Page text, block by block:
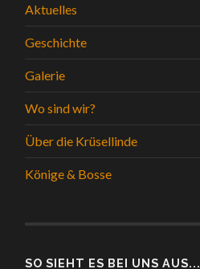
Aktuelles
Geschichte
Galerie
Wo sind wir?
Über die Krüsellinde
Könige & Bosse
SO SIEHT ES BEI UNS AUS...